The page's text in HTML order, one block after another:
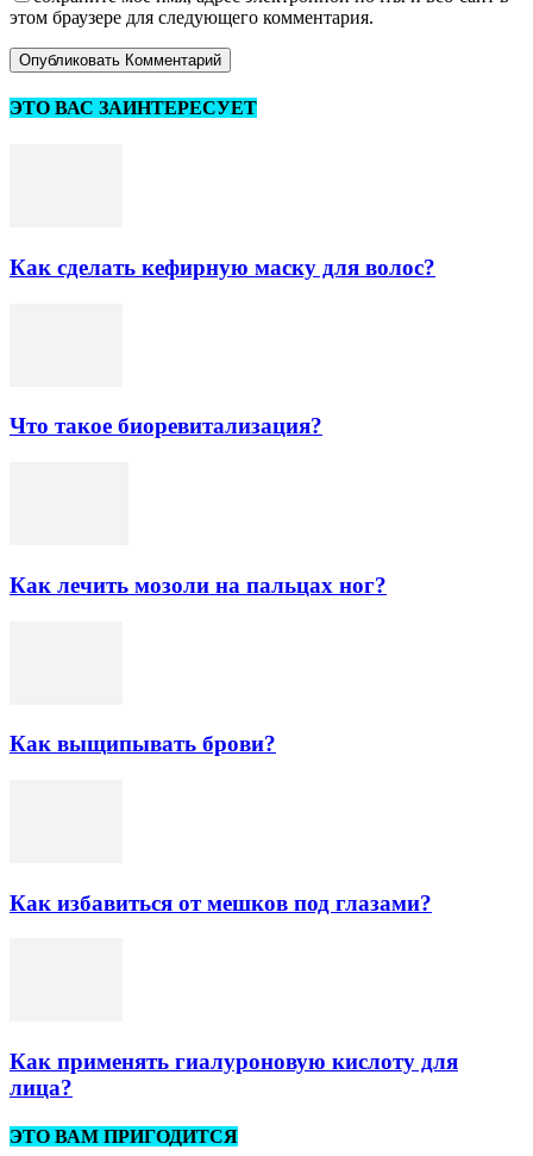
этом браузере для следующего комментария.
ЭТО ВАС ЗАИНТЕРЕСУЕТ
Как сделать кефирную маску для волос?
Что такое биоревитализация?
Как лечить мозоли на пальцах ног?
Как выщипывать брови?
Как избавиться от мешков под глазами?
Как применять гиалуроновую кислоту для
лица?
ЭТО ВАМ ПРИГОДИТСЯ